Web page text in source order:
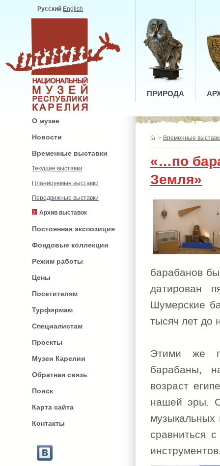
Русский English
ПРИРОДА
О музее
Новости
Временные выставки
Текущие выставки
Планируемые выставки
Передвижные выставки
Архив выставок
Постоянная экспозиция
Фондовые коллекции
Режим работы
Цены
Посетителям
Турфирмам
Специалистам
Проекты
Музеи Карелии
Обратная связь
Поиск
Карта сайта
Контакты
> Временные
«…по
Земля»
барабанов
датирован
Шумерские
тысяч лет до
Этими же
барабаны,
возраст
нашей эры. С
музыкальных
сравниться